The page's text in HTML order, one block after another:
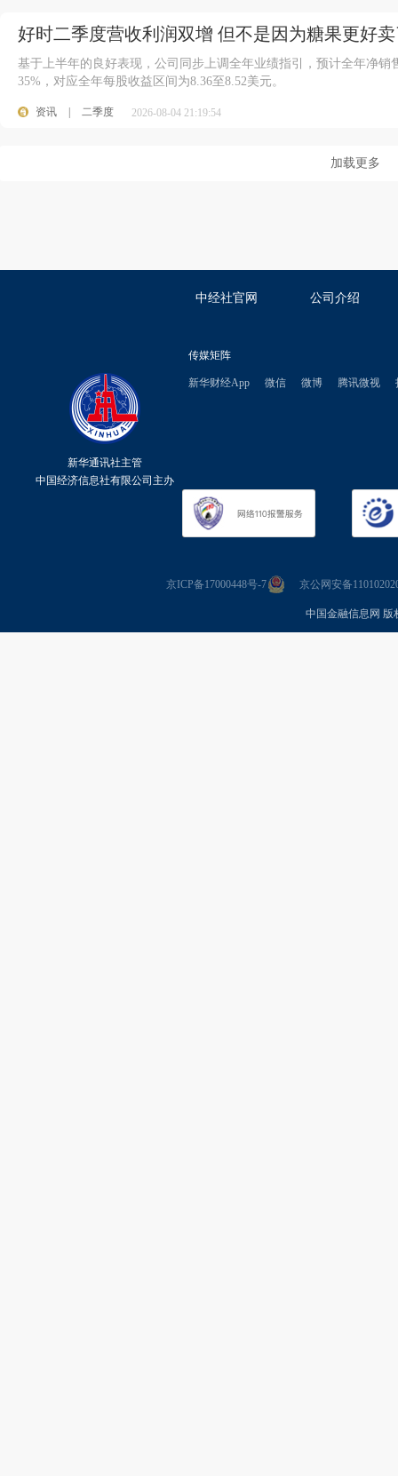
好时二季度营收利润双增 但不是因为糖果更好
基于上半年的良好表现，公司同步上调全年业绩指引，预计全年净销
35%，对应全年每股收益区间为8.36至8.52美元。
资讯 二季度 2026-08-04 21:19:54
加载更多
中经社官网 公司介绍
新华通讯社主管
中国经济信息社有限公司主办
传媒矩阵
新华财经App 微信 微博 腾讯微视
京ICP备17000448号-7 京公网安备
中国金融信息网 版